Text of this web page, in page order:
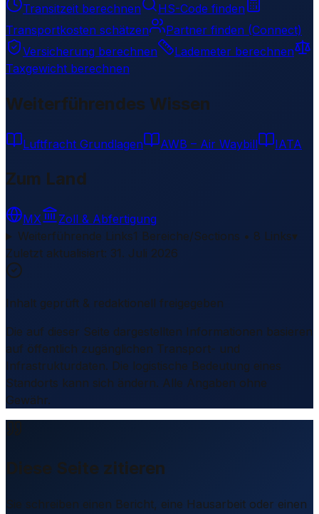
Transitzeit berechnen
HS-Code finden
Transportkosten schätzen
Partner finden (Connect)
Versicherung berechnen
Lademeter berechnen
Taxgewicht berechnen
Weiterführendes Wissen
Luftfracht Grundlagen AWB – Air Waybill IATA
Zum Land
MX
Zoll & Abfertigung
Weiterführende Links1 Bereiche/Sections • 8 Links▾
Zuletzt aktualisiert: 31. Juli 2026
Inhalt geprüft & redaktionell freigegeben
Die auf dieser Seite dargestellten Informationen basieren
auf öffentlich zugänglichen Transport- und
Infrastrukturdaten. Die logistische Bedeutung eines
Standorts kann sich ändern. Alle Angaben ohne
Gewähr.
Diese Seite zitieren
Sie schreiben einen Bericht, eine Hausarbeit oder einen